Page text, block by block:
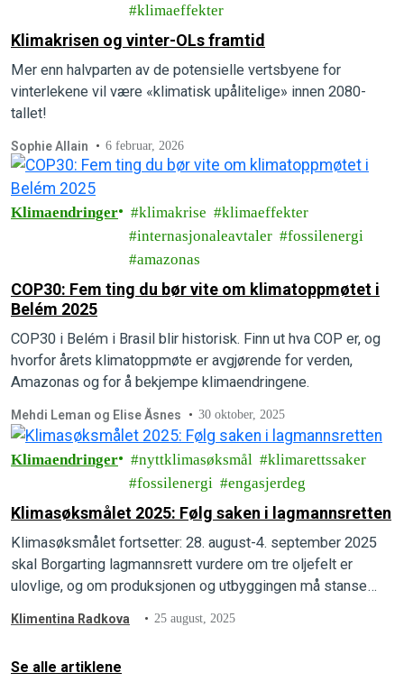
klimaeffekter
Klimakrisen og vinter-OLs framtid
Mer enn halvparten av de potensielle vertsbyene for
vinterlekene vil være «klimatisk upålitelige» innen 2080-
tallet!
Sophie Allain 6 februar, 2026
Klimaendringer klimakrise
klimaeffekter
internasjonaleavtaler
fossilenergi
amazonas
COP30: Fem ting du bør vite om klimatoppmøtet i
Belém 2025
COP30 i Belém i Brasil blir historisk. Finn ut hva COP er, og
hvorfor årets klimatoppmøte er avgjørende for verden,
Amazonas og for å bekjempe klimaendringene.
Mehdi Leman og Elise Åsnes 30 oktober, 2025
Klimaendringer nyttklimasøksmål
klimarettssaker
fossilenergi
engasjerdeg
Klimasøksmålet 2025: Følg saken i lagmannsretten
Klimasøksmålet fortsetter: 28. august-4. september 2025
skal Borgarting lagmannsrett vurdere om tre oljefelt er
ulovlige, og om produksjonen og utbyggingen må stanse
Klimentina Radkova 25 august, 2025
Se alle artiklene